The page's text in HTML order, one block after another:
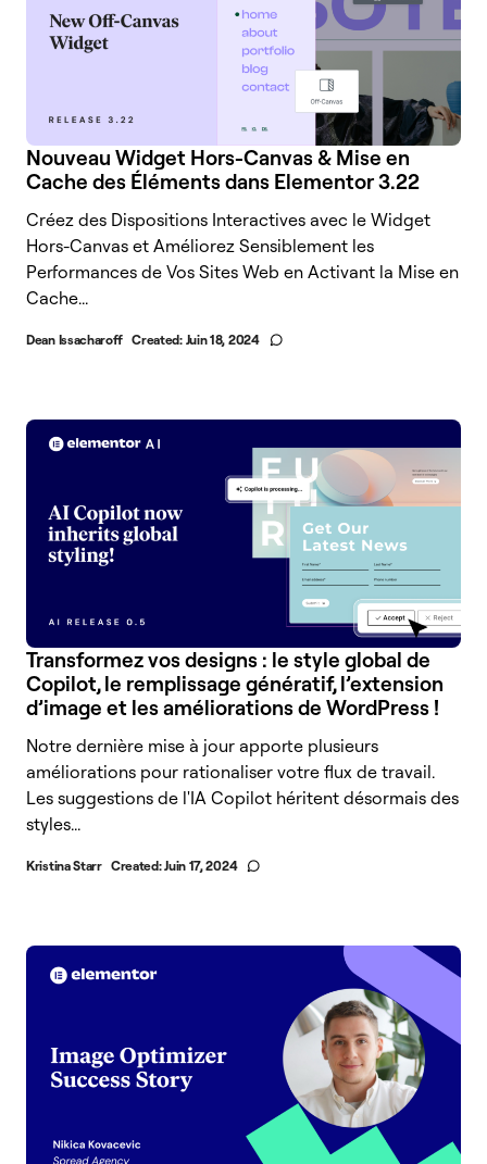
Nouveau Widget Hors-Canvas & Mise en
Cache des Éléments dans Elementor 3.22
Créez des Dispositions Interactives avec le Widget
Hors-Canvas et Améliorez Sensiblement les
Performances de Vos Sites Web en Activant la Mise en
Cache...
Dean Issacharoff Created: Juin 18, 2024
Transformez vos designs : le style global de
Copilot, le remplissage génératif, l’extension
d’image et les améliorations de WordPress !
Notre dernière mise à jour apporte plusieurs
améliorations pour rationaliser votre flux de travail.
Les suggestions de l'IA Copilot héritent désormais des
styles...
Kristina Starr Created:Juin 17, 2024